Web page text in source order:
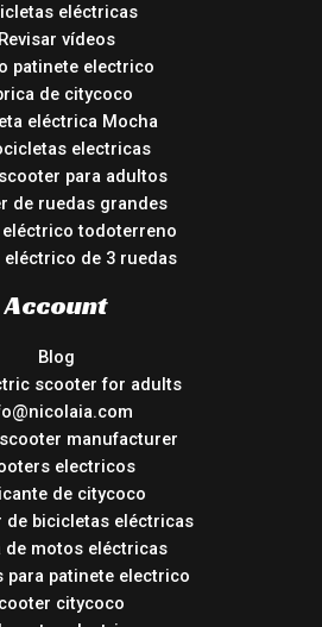
eléctricas
Revisar vídeos
patinete electrico
de citycoco
eléctrica Mocha
electricas
para adultos
de ruedas grandes
todoterreno
de 3 ruedas
Account
Blog
scooter for adults
manufacturer
electricos
de citycoco
de bicicletas eléctricas
de motos eléctricas
para patinete electrico
citycoco